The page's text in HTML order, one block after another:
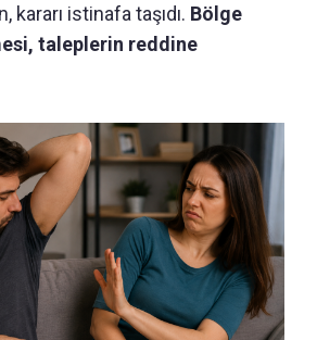
kararı istinafa taşıdı. Bölge
taleplerin reddine